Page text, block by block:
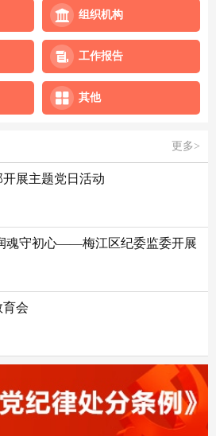
组织机构
工作报告
其他
更多>
展主题党日活动
魂守初心——梅江区纪委监委开展
育会